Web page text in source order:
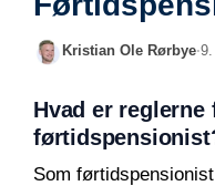
Kristian Ole Rørbye·9.
Hvad er
Som